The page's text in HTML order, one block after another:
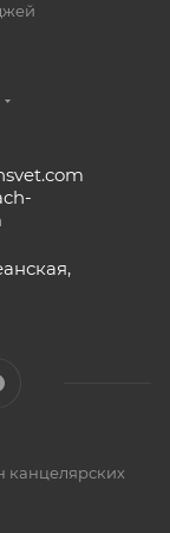
канцелярских